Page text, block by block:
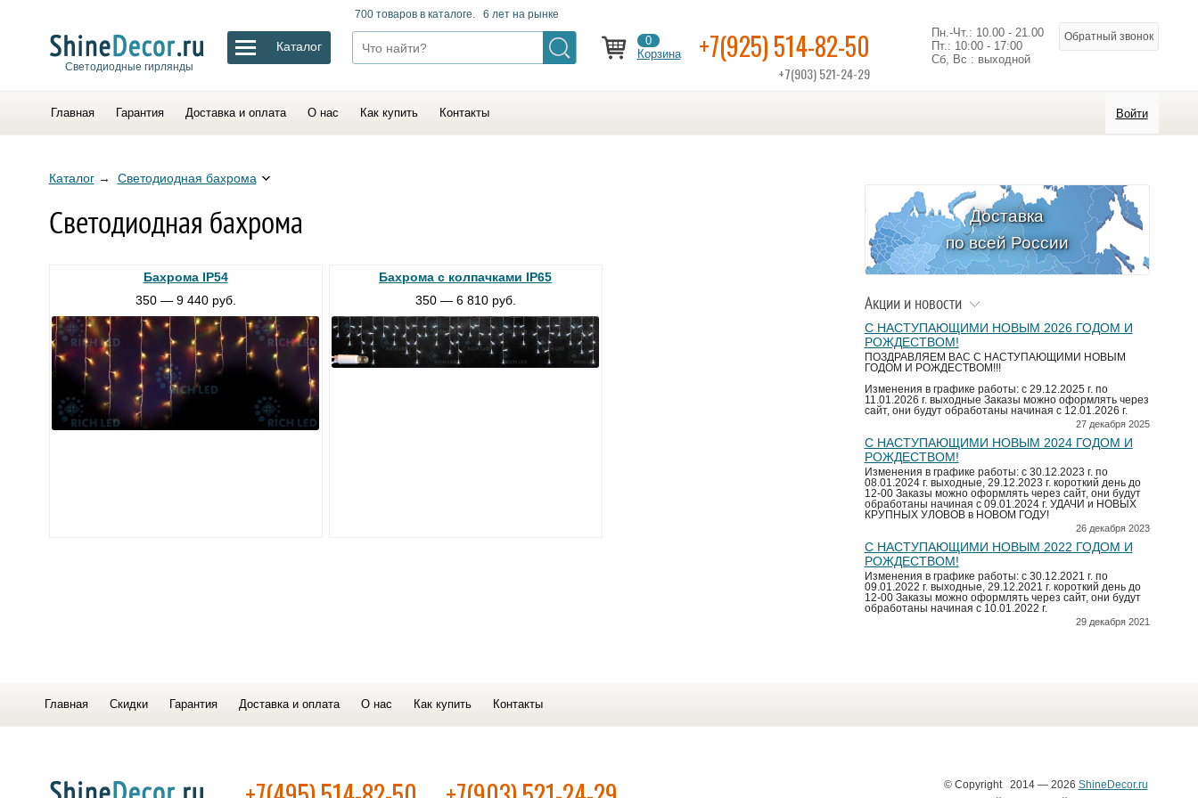
Светодиодные гирлянды
Каталог
700 товаров в каталоге. 6 лет на рынке
0
Корзина
+7(925) 514-82-50
+7(903) 521-24-29
Пн.-Чт.: 10.00 - 21.00
Пт.: 10:00 - 17:00
Сб, Вс : выходной
Обратный звонок
Главная Гарантия Доставка и оплата О нас Как купить Контакты Войти
Каталог→ Светодиодная бахрома
Светодиодная бахрома
Бахрома IP54
350 — 9 440 руб.
Бахрома с колпачками IP65
350 — 6 810 руб.
Доставка
по всей России
Акции и новости
С НАСТУПАЮЩИМИ НОВЫМ 2026 ГОДОМ И
РОЖДЕСТВОМ!
ПОЗДРАВЛЯЕМ ВАС С НАСТУПАЮЩИМИ НОВЫМ
ГОДОМ И РОЖДЕСТВОМ!!!
Изменения в графике работы: с 29.12.2025 г. по
11.01.2026 г. выходные Заказы можно оформлять через
сайт, они будут обработаны начиная с 12.01.2026 г.
27 декабря 2025
С НАСТУПАЮЩИМИ НОВЫМ 2024 ГОДОМ И
РОЖДЕСТВОМ!
Изменения в графике работы: с 30.12.2023 г. по
08.01.2024 г. выходные, 29.12.2023 г. короткий день до
12-00 Заказы можно оформлять через сайт, они будут
обработаны начиная с 09.01.2024 г. УДАЧИ и НОВЫХ
КРУПНЫХ УЛОВОВ в НОВОМ ГОДУ!
26 декабря 2023
С НАСТУПАЮЩИМИ НОВЫМ 2022 ГОДОМ И
РОЖДЕСТВОМ!
Изменения в графике работы: с 30.12.2021 г. по
09.01.2022 г. выходные, 29.12.2021 г. короткий день до
12-00 Заказы можно оформлять через сайт, они будут
обработаны начиная с 10.01.2022 г.
29 декабря 2021
Главная Скидки Гарантия Доставка и оплата О нас Как купить Контакты
© Copyright 2014 — 2026 ShineDecor.ru